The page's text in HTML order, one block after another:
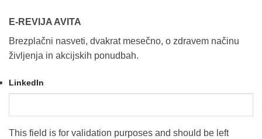
E-REVIJA AVITA
Brezplačni nasveti, dvakrat mesečno, o zdravem načinu
življenja in akcijskih ponudbah.
LinkedIn
This field is for validation purposes and should be left